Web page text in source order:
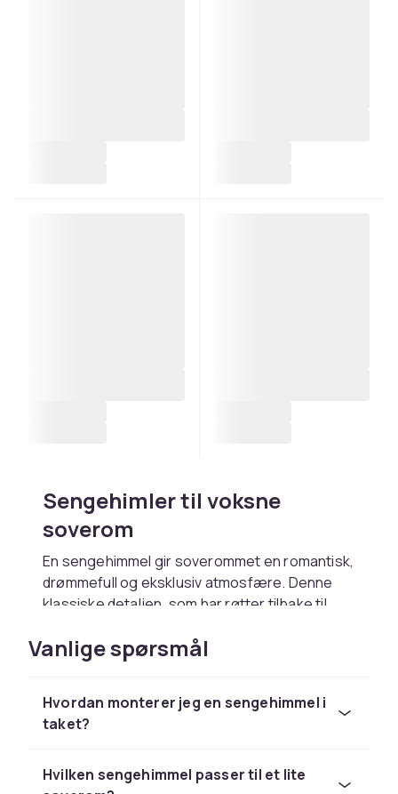
Sengehimler til voksne
soverom
En sengehimmel gir soverommet en romantisk,
drømmefull og eksklusiv atmosfære. Denne
klassiske detaljen, som har røtter tilbake til
tilbake i moderne interiørdesign og setter et
markant preg på soverommets estetikk. Hos
bredt utvalg av stilarter, materialer og
størrelser.
dekorativt element. Den kan skape en følelse
Vanlige spørsmål
Hvordan monterer jeg en sengehimmel i
taket?
Hvilken sengehimmel passer til et lite